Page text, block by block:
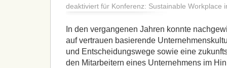
deaktiviert für Konferenz: Sustainable Workplace
In den vergangenen Jahren konnte
auf vertrauen basierende
und Entscheidungswege sowie eine
den Mitarbeitern eines Unternehmens im